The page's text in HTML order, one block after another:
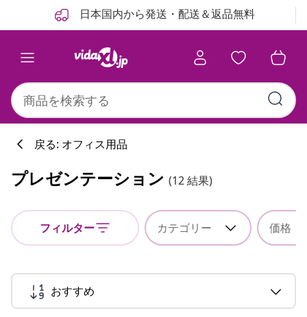
日本国内から発送・配送＆返品無料
戻る: オフィス用品
プレゼンテーション (12 結果)
フィルター カテゴリー 価格
おすすめ